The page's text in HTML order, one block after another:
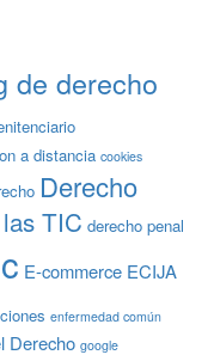
de derecho
a distancia cookies
Derecho
TIC derecho penal
E-commerce ECIJA
enfermedad común
Derecho google